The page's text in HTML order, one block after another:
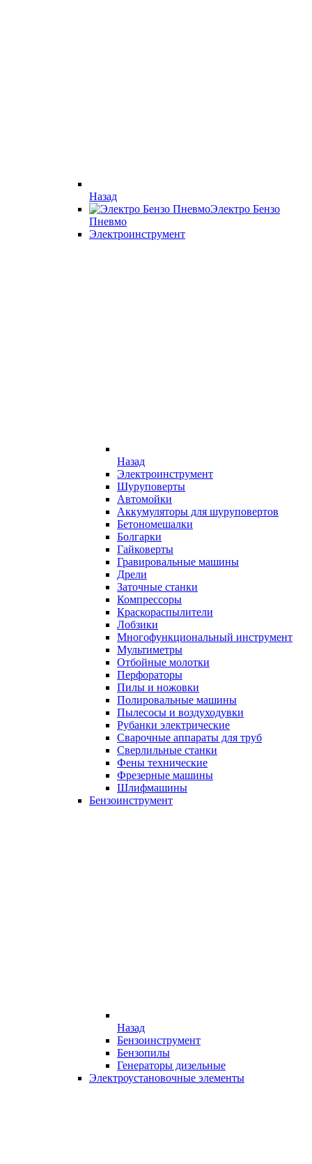
Назад
Электро Бензо
Пневмо
Электроинструмент
Назад
Электроинструмент
Шуруповерты
Автомойки
Аккумуляторы для шуруповертов
Бетономешалки
Болгарки
Гайковерты
Гравировальные машины
Дрели
Заточные станки
Компрессоры
Краскораспылители
Лобзики
Многофункциональный инструмент
Мультиметры
Отбойные молотки
Перфораторы
Пилы и ножовки
Полировальные машины
Пылесосы и воздуходувки
Рубанки электрические
Сварочные аппараты для труб
Сверлильные станки
Фены технические
Фрезерные машины
Шлифмашины
Бензоинструмент
Назад
Бензоинструмент
Бензопилы
Генераторы дизельные
Электроустановочные элементы